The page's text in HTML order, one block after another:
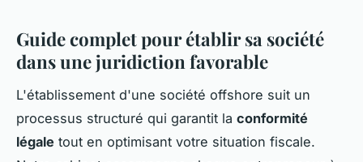
Guide complet pour établir sa société
dans une juridiction favorable
L'établissement d'une société offshore suit un
processus structuré qui garantit la conformité
légale tout en optimisant votre situation fiscale.